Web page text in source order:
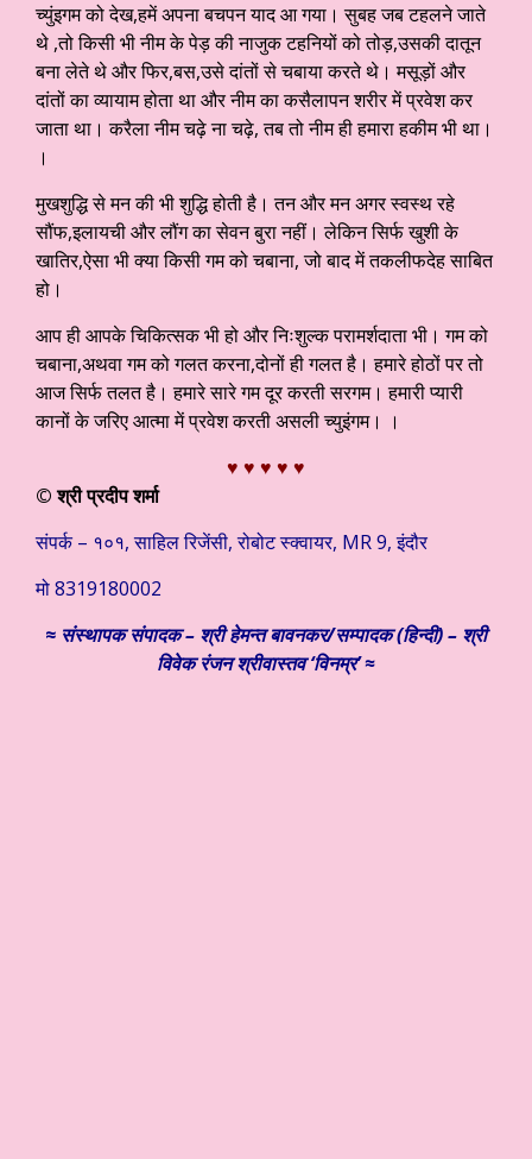
च्युंइगम को देख,हमें अपना बचपन याद आ गया। सुबह जब टहलने जाते
थे ,तो किसी भी नीम के पेड़ की नाजुक टहनियों को तोड़,उसकी दातून
बना लेते थे और फिर,बस,उसे दांतों से चबाया करते थे। मसूड़ों और
दांतों का व्यायाम होता था और नीम का कसैलापन शरीर में प्रवेश कर
जाता था। करैला नीम चढ़े ना चढ़े,तब तो नीम ही हमारा हकीम भी था।
।
मुखशुद्धि से मन की भी शुद्धि होती है। तन और मन अगर स्वस्थ रहे
सौंफ,इलायची और लौंग का सेवन बुरा नहीं। लेकिन सिर्फ खुशी के
खातिर,ऐसा भी क्या किसी गम को चबाना, जो बाद में तकलीफदेह साबित
हो।
आप ही आपके चिकित्सक भी हो और निःशुल्क परामर्शदाता भी। गम को
चबाना,अथवा गम को गलत करना,दोनों ही गलत है। हमारे होठों पर तो
आज सिर्फ तलत है। हमारे सारे गम दूर करती सरगम। हमारी प्यारी
कानों के जरिए आत्मा में प्रवेश करती असली च्युइंगम। ।
♥ ♥ ♥ ♥ ♥
© श्री प्रदीप शर्मा
संपर्क – १०१, साहिल रिजेंसी, रोबोट स्क्वायर, MR 9, इंदौर
मो 8319180002
≈ संस्थापक संपादक – श्री हेमन्त बावनकर/सम्पादक (हिन्दी) – श्री
विवेक रंजन श्रीवास्तव ‘विनम्र’ ≈